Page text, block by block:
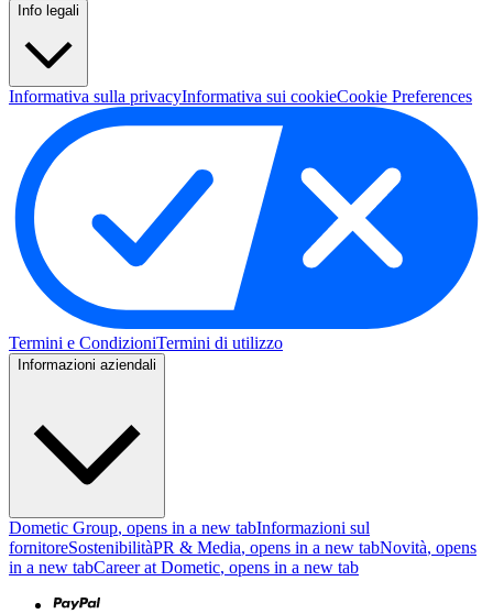
Info legali
Informativa sulla privacyInformativa sui cookieCookie Preferences
Termini e CondizioniTermini di utilizzo
Informazioni aziendali
Dometic Group, opens in a new tabInformazioni sul
fornitoreSostenibilitàPR & Media, opens in a new tabNovità, opens
in a new tabCareer at Dometic, opens in a new tab